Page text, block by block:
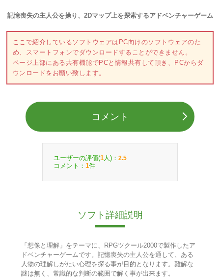
記憶喪失の主人公を操り、2Dマップ上を探索するアドベンチャーゲーム
ここで紹介しているソフトウェアはPC向けのソフトウェアのた
め、スマートフォンでダウンロードすることができません。
ページ上部にある共有機能でPCと情報共有して頂き、PCからダ
ウンロードをお願い致します。
コメント
ユーザーの評価(1 人)： 2.5
コメント： 1件
ソフト詳細説明
「想像と理解」をテーマに、RPGツクール2000で製作したア
ドベンチャーゲームです。記憶喪失の主人公を通して、ある
人物の理解しがたい心理を探る事が目的となります。難解な
謎は無く、常識的な判断の範囲で解く事が出来ます。